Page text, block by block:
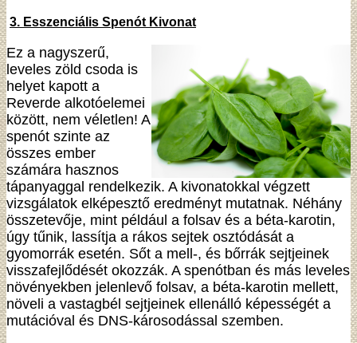
3. Esszenciális Spenót Kivonat
Ez a nagyszerű,
leveles zöld csoda is
helyet kapott a
Reverde alkotóelemei
között, nem véletlen! A
spenót szinte az
összes ember
számára hasznos
tápanyaggal rendelkezik. A kivonatokkal végzett
vizsgálatok elképesztő eredményt mutatnak. Néhány
összetevője, mint például a folsav és a béta-karotin,
úgy tűnik, lassítja a rákos sejtek osztódását a
gyomorrák esetén. Sőt a mell-, és bőrrák sejtjeinek
visszafejlődését okozzák. A spenótban és más leveles
növényekben jelenlevő folsav, a béta-karotin mellett,
növeli a vastagbél sejtjeinek ellenálló képességét a
mutációval és DNS-károsodással szemben.